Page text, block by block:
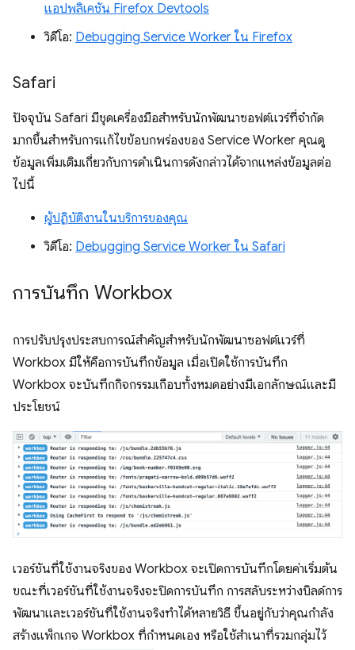
แอปพลิเคชัน Firefox Devtools
วิดีโอ: Debugging Service Worker ใน Firefox
Safari
ปัจจุบัน Safari มีชุดเครื่องมือสำหรับนักพัฒนาซอฟต์แวร์ที่จำกัด
มากขึ้นสำหรับการแก้ไขข้อบกพร่องของ Service Worker คุณดู
ข้อมูลเพิ่มเติมเกี่ยวกับการดำเนินการดังกล่าวได้จากแหล่งข้อมูลต่อ
ไปนี้
ผู้ปฏิบัติงานในบริการของคุณ
วิดีโอ: Debugging Service Worker ใน Safari
การบันทึก Workbox
การปรับปรุงประสบการณ์สำคัญสำหรับนักพัฒนาซอฟต์แวร์ที่
Workbox มีให้คือการบันทึกข้อมูล เมื่อเปิดใช้การบันทึก
Workbox จะบันทึกกิจกรรมเกือบทั้งหมดอย่างมีเอกลักษณ์และมี
ประโยชน์
เวอร์ชันที่ใช้งานจริงของ Workbox จะเปิดการบันทึกโดยค่าเริ่มต้น
ขณะที่เวอร์ชันที่ใช้งานจริงจะปิดการบันทึก การสลับระหว่างบิลด์การ
พัฒนาและเวอร์ชันที่ใช้งานจริงทำได้หลายวิธี ขึ้นอยู่กับว่าคุณกำลัง
สร้างแพ็กเกจ Workbox ที่กำหนดเอง หรือใช้สำเนาที่รวมกลุ่มไว้